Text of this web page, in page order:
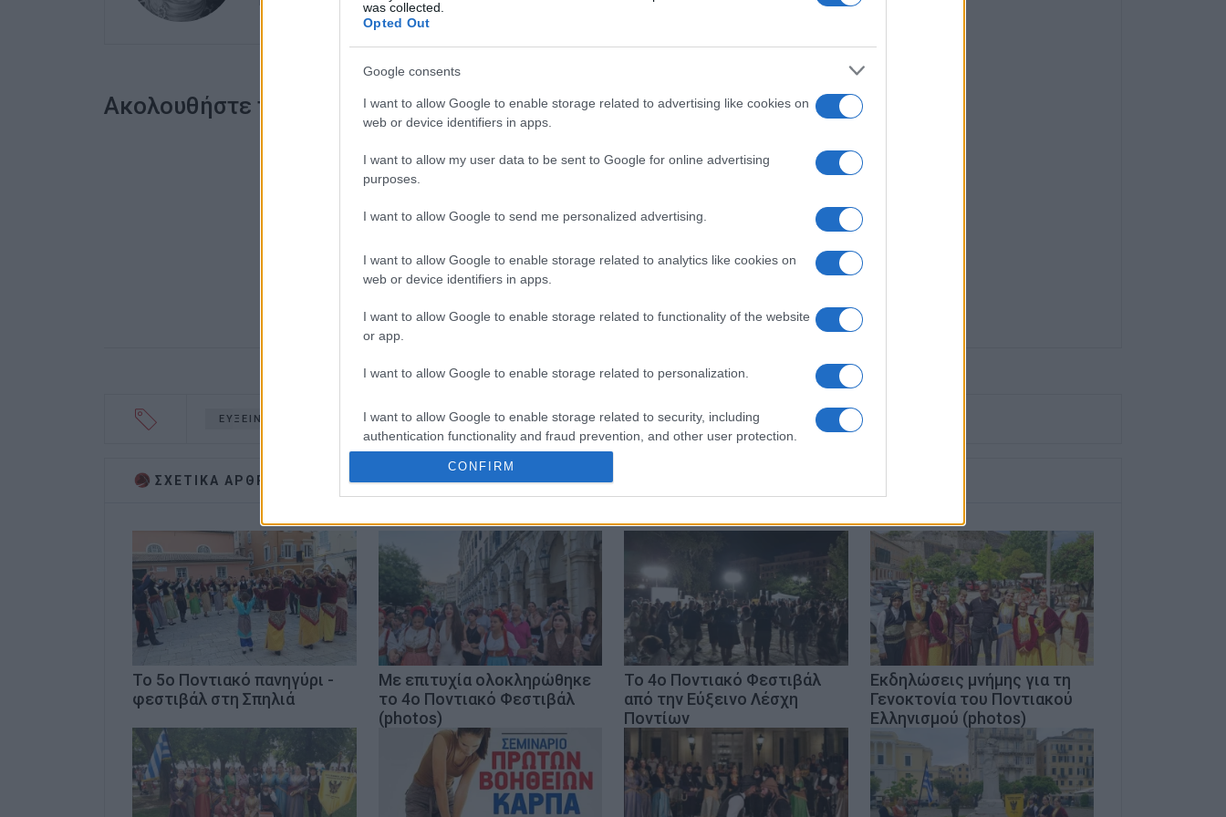
was collected.
Opted Out
Google consents
I want to allow Google to enable storage related to advertising like cookies on
web or device identifiers in apps.
I want to allow my user data to be sent to Google for online advertising
purposes.
I want to allow Google to send me personalized advertising.
I want to allow Google to enable storage related to analytics like cookies on
web or device identifiers in apps.
I want to allow Google to enable storage related to functionality of the website
or app.
I want to allow Google to enable storage related to personalization.
I want to allow Google to enable storage related to security, including
authentication functionality and fraud prevention, and other user protection.
CONFIRM
Ακολουθήστε το enimerosi στοFacebook
ΕΥΞΕΙΝΟΣ ΛΕΣΧΗ ΠΟΝΤΙΩΝ
ΣΧΕΤΙΚA AΡΘΡΑ
Το 5ο Ποντιακό πανηγύρι -
φεστιβάλ στη Σπηλιά
Με επιτυχία ολοκληρώθηκε
το 4ο Ποντιακό Φεστιβάλ
(photos)
Το 4ο Ποντιακό Φεστιβάλ
από την Εύξεινο Λέσχη
Ποντίων
Εκδηλώσεις μνήμης για τη
Γενοκτονία του Ποντιακού
Ελληνισμού (photos)